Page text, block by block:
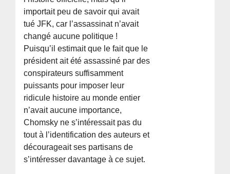
importait peu de savoir qui avait
tué JFK, car l’assassinat n’avait
changé aucune politique !
Puisqu’il estimait que le fait que le
président ait été assassiné par des
conspirateurs suffisamment
puissants pour imposer leur
ridicule histoire au monde entier
n’avait aucune importance,
Chomsky ne s’intéressait pas du
tout à l’identification des auteurs et
décourageait ses partisans de
s’intéresser davantage à ce sujet.